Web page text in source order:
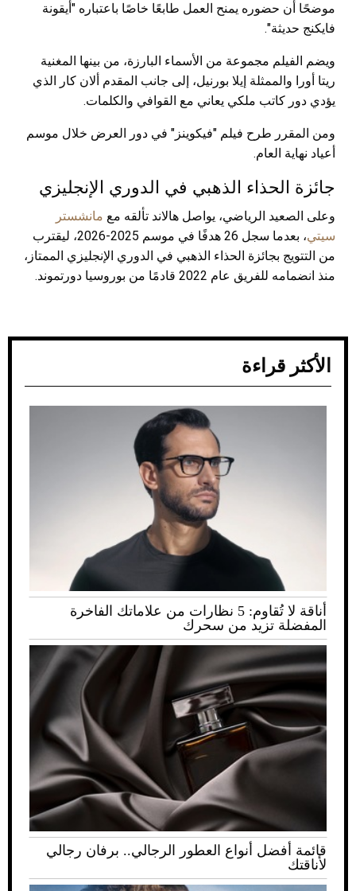
موضحًا أن حضوره يمنح العمل طابعًا خاصًا باعتباره "أيقونة
فايكنج حديثة".
ويضم الفيلم مجموعة من الأسماء البارزة، من بينها المغنية
ريتا أورا والممثلة إيلا بورنيل، إلى جانب المقدم ألان كار الذي
يؤدي دور كاتب ملكي يعاني مع القوافي والكلمات.
ومن المقرر طرح فيلم "فيكوينز" في دور العرض خلال موسم
أعياد نهاية العام.
جائزة الحذاء الذهبي في الدوري الإنجليزي
وعلى الصعيد الرياضي، يواصل هالاند تألقه مع مانشستر
سيتي
، بعدما سجل 26 هدفًا في موسم 2025-2026، ليقترب
من التتويج بجائزة الحذاء الذهبي في الدوري الإنجليزي الممتاز،
منذ انضمامه للفريق عام 2022 قادمًا من بوروسيا دورتموند.
الأكثر قراءة
أناقة لا تُقاوم: 5 نظارات من علاماتك الفاخرة
المفضلة تزيد من سحرك
قائمة أفضل أنواع العطور الرجالي.. برفان رجالي
لأناقتك